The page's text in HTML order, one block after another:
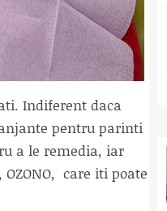
Indiferent daca
pentru parinti
a le remedia, iar
, OZONO, care iti poate